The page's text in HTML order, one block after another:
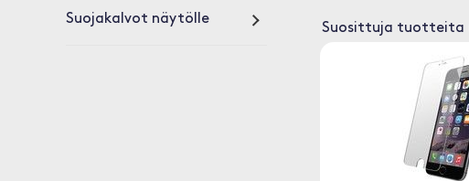
Suojakalvot näytölle
Suosittuja tuotteita